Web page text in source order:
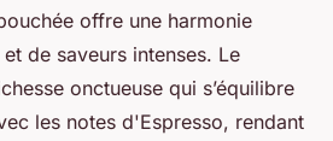
offre une harmonie
de saveurs intenses. Le
onctueuse qui s’équilibre
les notes d'Espresso, rendant